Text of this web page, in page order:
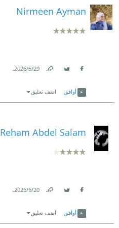
Nirmeen Ayman
29‏/5‏/2026
.
أوافق اضف تعليق
Reham Abdel Salam
20‏/6‏/2026
.
أوافق اضف تعليق